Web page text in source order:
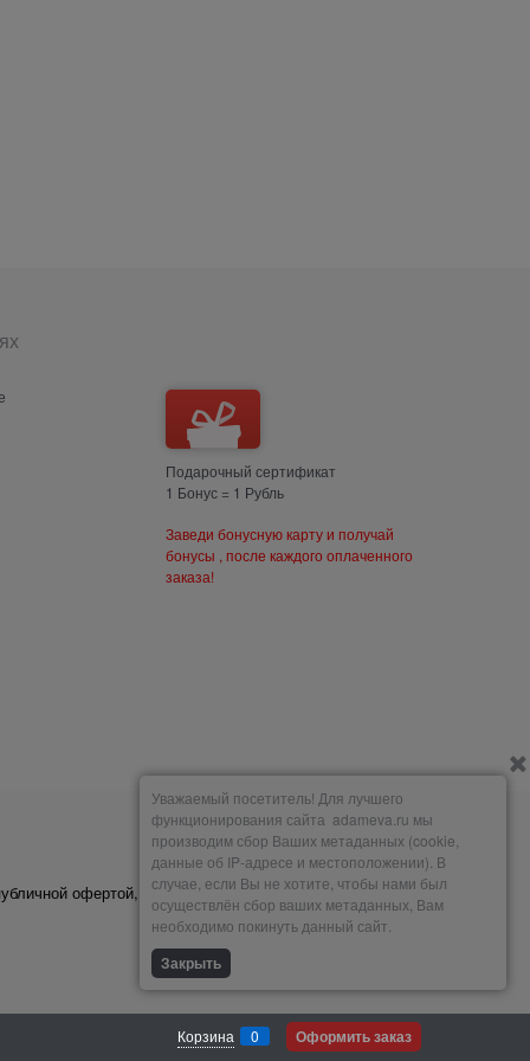
Подарочный сертификат
1 Бонус = 1 Рубль
Заведи бонусную карту и получай
бонусы , после каждого оплаченного
заказа!
офертой,
Мы принимаем
Корзина 0 Оформить заказ
Уважаемый посетитель! Для лучшего
функционирования сайта adameva.ru мы
производим сбор Ваших метаданных (cookie,
данные об IP-адресе и местоположении). В
случае, если Вы не хотите, чтобы нами был
осуществлён сбор ваших метаданных, Вам
необходимо покинуть данный сайт.
Закрыть